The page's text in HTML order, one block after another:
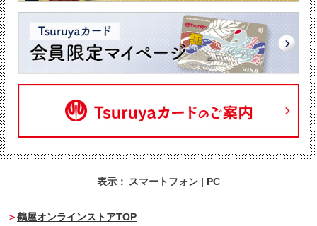
表示： スマートフォン | PC
鶴屋オンラインストアTOP